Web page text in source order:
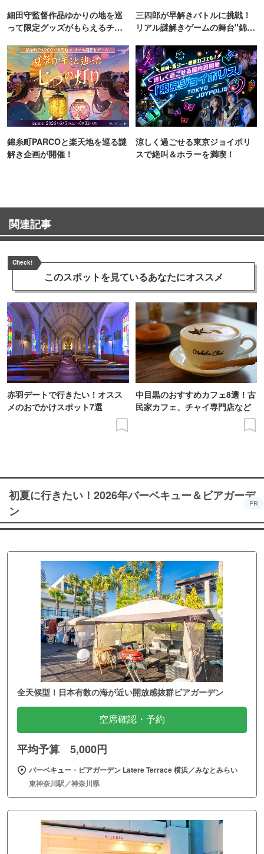
細田守監督作品ゆかりの地を巡
って限定グッズがもらえるチャ
三四郎が早解きバトルに挑戦！
リアル謎解きゲームの舞台"錦糸
錦糸町PARCOと楽天地を巡る謎
解き企画が開催！
涼しく過ごせる東京ジョイポリ
スで絶叫＆ホラーを満喫！
関連記事
Check!
このスポットを見ているあなたにオススメ
赤羽デートで行きたい！オスス
メのおでかけスポット7選
中目黒のおすすめカフェ8選！古
民家カフェ、チャイ専門店など
初夏に行きたい！2026年バーベキュー＆ビアガーデ
ン
PR
全天候型！日本有数の海が近い開放感抜群ビアガーデン
空席確認・予約
平均予算 5,000円
バーベキュー・ビアガーデン Latere Terrace 横浜／みなとみらい
東神奈川駅／神奈川県